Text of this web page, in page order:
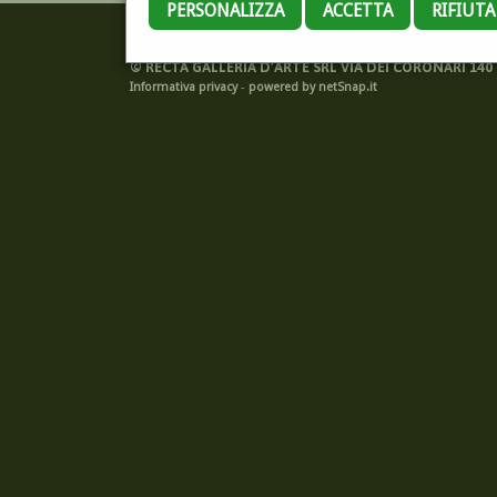
PERSONALIZZA ACCETTA
©RECTA GALLERIA D'ARTE SRL VIA DEI CORONARI
Informativa privacy- powered by netSnap.it